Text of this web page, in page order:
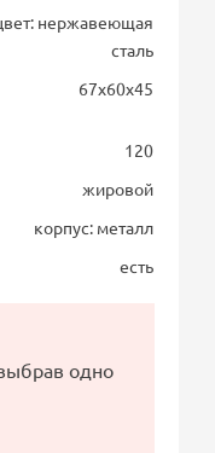
нержавеющая
сталь
67х60х45
120
жировой
корпус: металл
есть
одно